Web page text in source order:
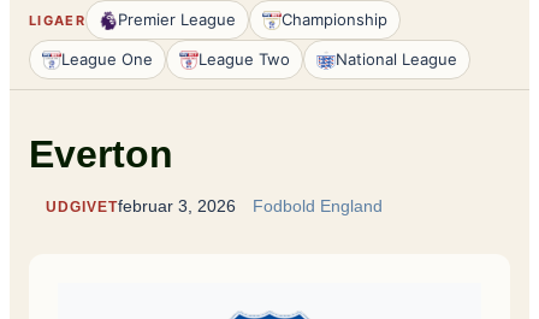
LIGAER Premier League Championship
League One League Two National League
Everton
UDGIVETfebruar 3, 2026 Fodbold England